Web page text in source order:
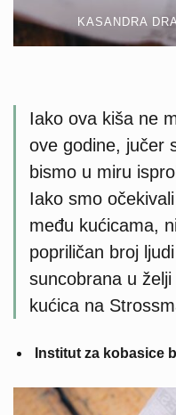
KASANDRA
Iako ova kiša ne
ove godine, jučer
bismo u miru
Iako smo
među kućicama,
popriličan broj
suncobrana u
kućica na
Institut za kobasice